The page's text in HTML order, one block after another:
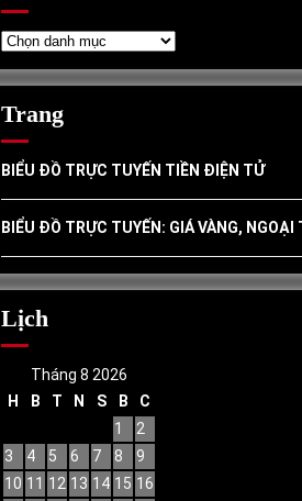
Danh
Trang
BIỂU ĐỒ TRỰC TUYẾN TIỀN ĐIỆN TỬ
BIỂU ĐỒ TRỰC TUYẾN: GIÁ VÀNG,
Lịch
Tháng 8 2026
H
B T N S B
C
1
2
3
4 5 6 7 8
9
10 11 12 13 14 15 16